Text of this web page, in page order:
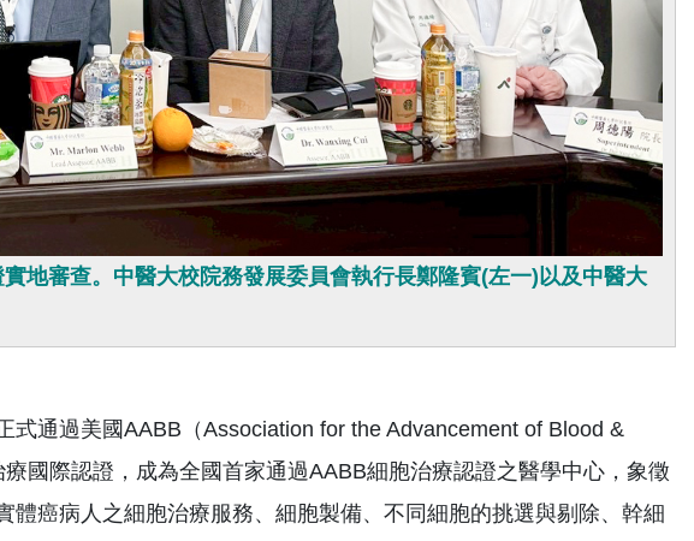
地審查。中醫大校院務發展委員會執行長鄭隆賓(左一)以及中醫大
式通過美國AABB（Association for the Advancement of Blood &
國際認證，成為全國首家通過AABB細胞治療認證之醫學中心，象徵
體癌病人之細胞治療服務、細胞製備、不同細胞的挑選與剔除、幹細